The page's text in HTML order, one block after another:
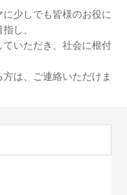
少しでも皆様のお役に
し、
いただき、社会に根付
は、ご連絡いただけま